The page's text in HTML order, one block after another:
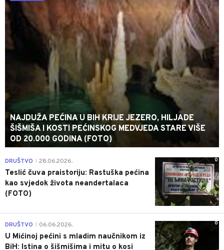
NAJDUŽA PEĆINA U BIH KRIJE JEZERO, HILJADE
ŠIŠMIŠA I KOSTI PEĆINSKOG MEDVJEDA STARE VIŠE
OD 20.000 GODINA (FOTO)
0
DRUŠTVO 28.06.2026.
Teslić čuva praistoriju: Rastuška pećina
kao svjedok života neandertalaca
(FOTO)
0
DRUŠTVO 06.06.2026.
U Mićinoj pećini s mladim naučnikom iz
BiH: Istina o šišmišima i mitu o kosi